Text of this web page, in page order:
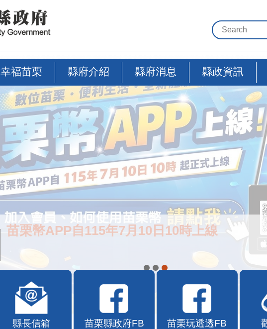
幸福苗栗 縣府介紹 縣府消息 縣政資訊
苗栗幣APP自115年7月10日10時上線
縣長信箱 苗栗縣政府FB 苗栗玩透透FB